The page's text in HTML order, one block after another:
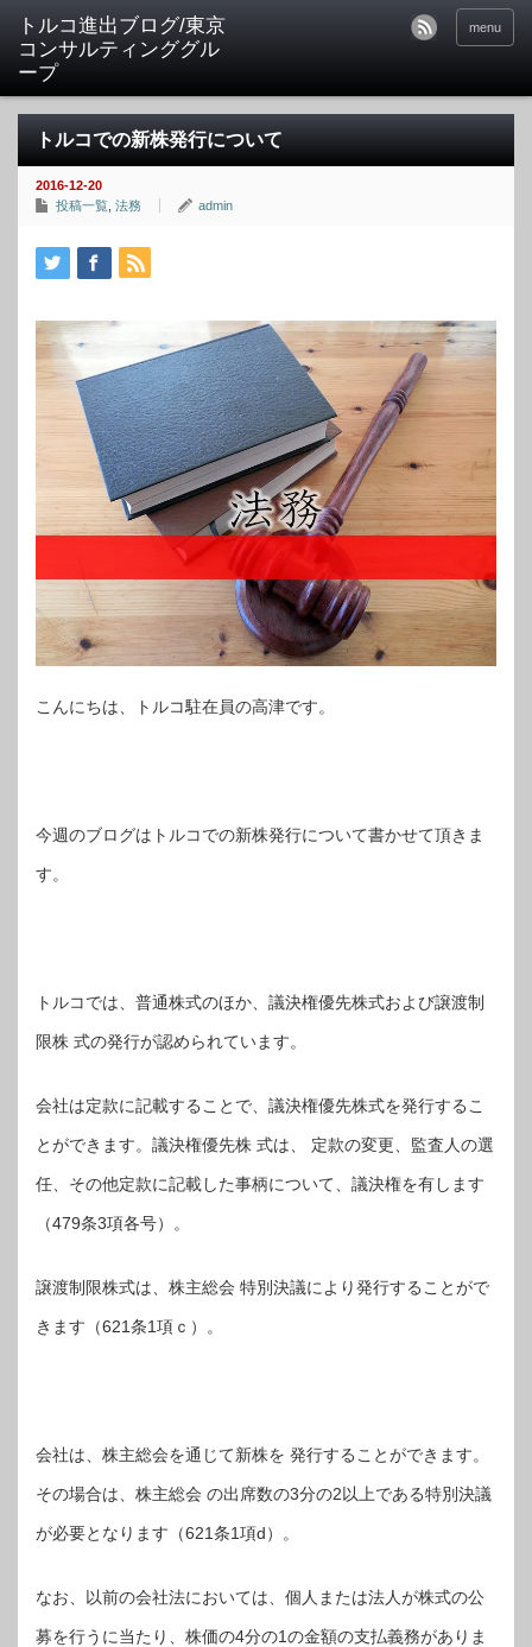
トルコ進出ブログ/東京
コンサルティンググル
ープ
menu
トルコでの新株発行について
2016-12-20
投稿一覧 法務 admin
こんにちは、トルコ駐在員の高津です。
今週のブログはトルコでの新株発行について書かせて頂きま
す。
トルコでは、普通株式のほか、議決権優先株式および譲渡制
限株 式の発行が認められています。
会社は定款に記載することで、議決権優先株式を発行するこ
とができます。議決権優先株 式は、 定款の変更、監査人の選
任、その他定款に記載した事柄について、議決権を有します
（479条3項各号）。
譲渡制限株式は、株主総会 特別決議により発行することがで
きます（621条1項ｃ）。
会社は、株主総会を通じて新株を 発行することができます。
その場合は、株主総会 の出席数の3分の2以上である特別決議
が必要となります（621条1項d）。
なお、以前の会社法においては、個人または法人が株式の公
募を行うに当たり、株価の4分の1の金額の支払義務がありま